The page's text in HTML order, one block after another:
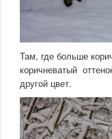
Там, где больше
коричневатый
другой цвет.